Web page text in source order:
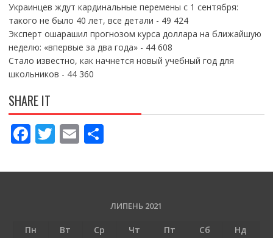
Украинцев ждут кардинальные перемены с 1 сентября:
такого не было 40 лет, все детали - 49 424
Эксперт ошарашил прогнозом курса доллара на ближайшую
неделю: «впервые за два года»- 44 608
Стало известно, как начнется новый учебный год для
школьников - 44 360
SHARE IT
F
e
o
T
itt
E
ai
П
ді
и
т
ЛИПЕНЬ 2021
Пн Вт Ср Чт Пт Сб
Нд